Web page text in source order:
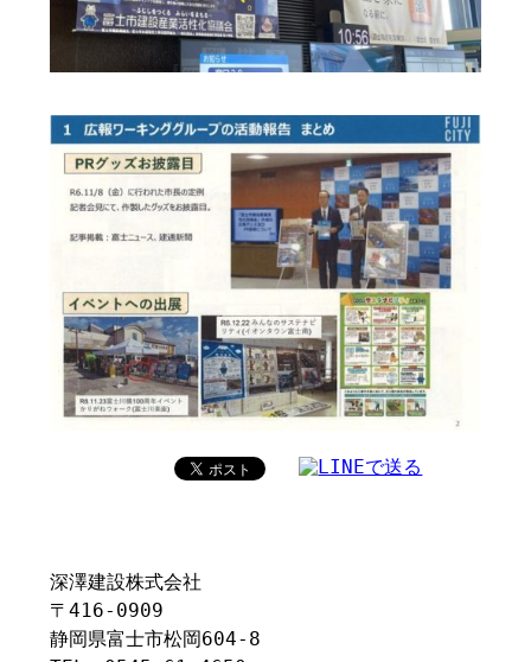
深澤建設株式会社
〒416-0909
静岡県富士市松岡604-8